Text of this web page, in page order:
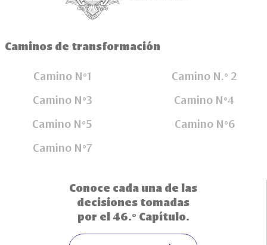
Caminos de transformación
Camino N°1
Camino N.° 2
Camino N°3
Camino N°4
Camino N°5
Camino N°6
Camino N°7
Conoce cada una de las
decisiones tomadas
por el 46.° Capítulo.